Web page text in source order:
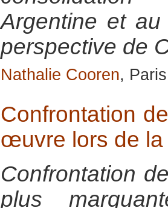
Argentine et
perspective de
Nathalie Cooren,
Confrontation
œuvre lors de la
Confrontation
plus